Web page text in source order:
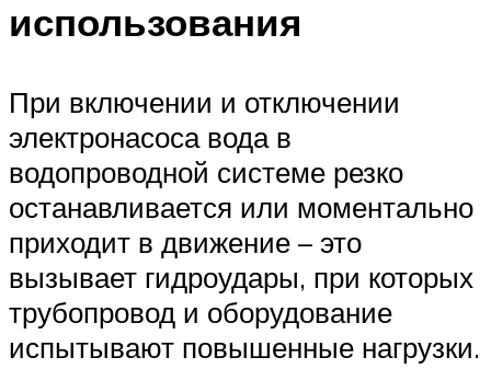
использования
При включении и отключении
электронасоса вода в
водопроводной системе резко
останавливается или моментально
приходит в движение – это
вызывает гидроудары, при которых
трубопровод и оборудование
испытывают повышенные нагрузки.